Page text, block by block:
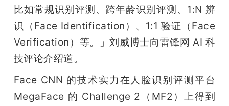
比如常规识别评测、跨年龄识别评测、1:N 辨
识（Face Identification）、1:1 验证（Face
Verification）等。」刘威博士向雷锋网 AI 科
技评论介绍道。
Face CNN 的技术实力在人脸识别评测平台
MegaFace 的 Challenge 2（MF2）上得到